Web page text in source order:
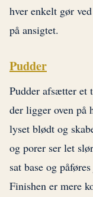
hver enkelt gør
på ansigtet.
Pudder
Pudder afsætter et
der ligger oven på
lyset blødt og
og porer ser let
sat base og
Finishen er mere